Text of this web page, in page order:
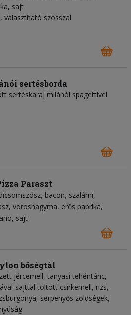
sajt
választható szósszal
sertésborda
sertéskaraj milánói spagettivel
Paraszt
bacon szalámi
vöröshagyma erős paprika
sajt
bőségtál
jércemell, tanyasi tehéntánc,
sajttal töltött csirkemell, rizs,
serpenyős zöldségek,